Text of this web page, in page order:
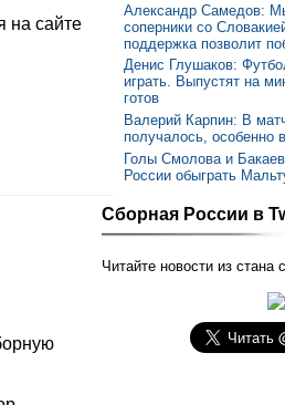
на сайте
Александр Самедов:
соперники со
поддержка позволит
Денис Глушаков:
играть. Выпустят на
готов
Валерий Карпин: В
получалось, особенно
Голы Смолова и
России обыграть
Сборная России в
Читайте новости из стана